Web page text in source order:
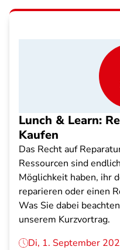
Lunch & Learn:
Kaufen
Das Recht auf
Ressourcen sind
Möglichkeit haben, ihr
reparieren oder einen
Was Sie dabei
unserem Kurzvortrag.
Di, 1. September